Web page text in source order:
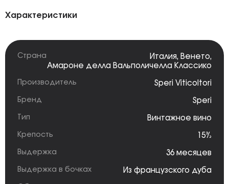
Характеристики
Страна Италия, Венето,
Амароне делла Вальполичелла Классико
Производитель Speri Viticoltori
Бренд Speri
Тип Винтажное вино
Крепость 15%
Выдержка 36 месяцев
Выдержка в бочках Из французского дуба